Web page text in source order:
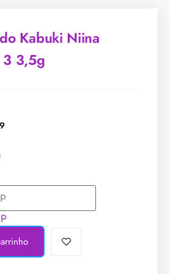
Kabuki Niina
3 3,5g